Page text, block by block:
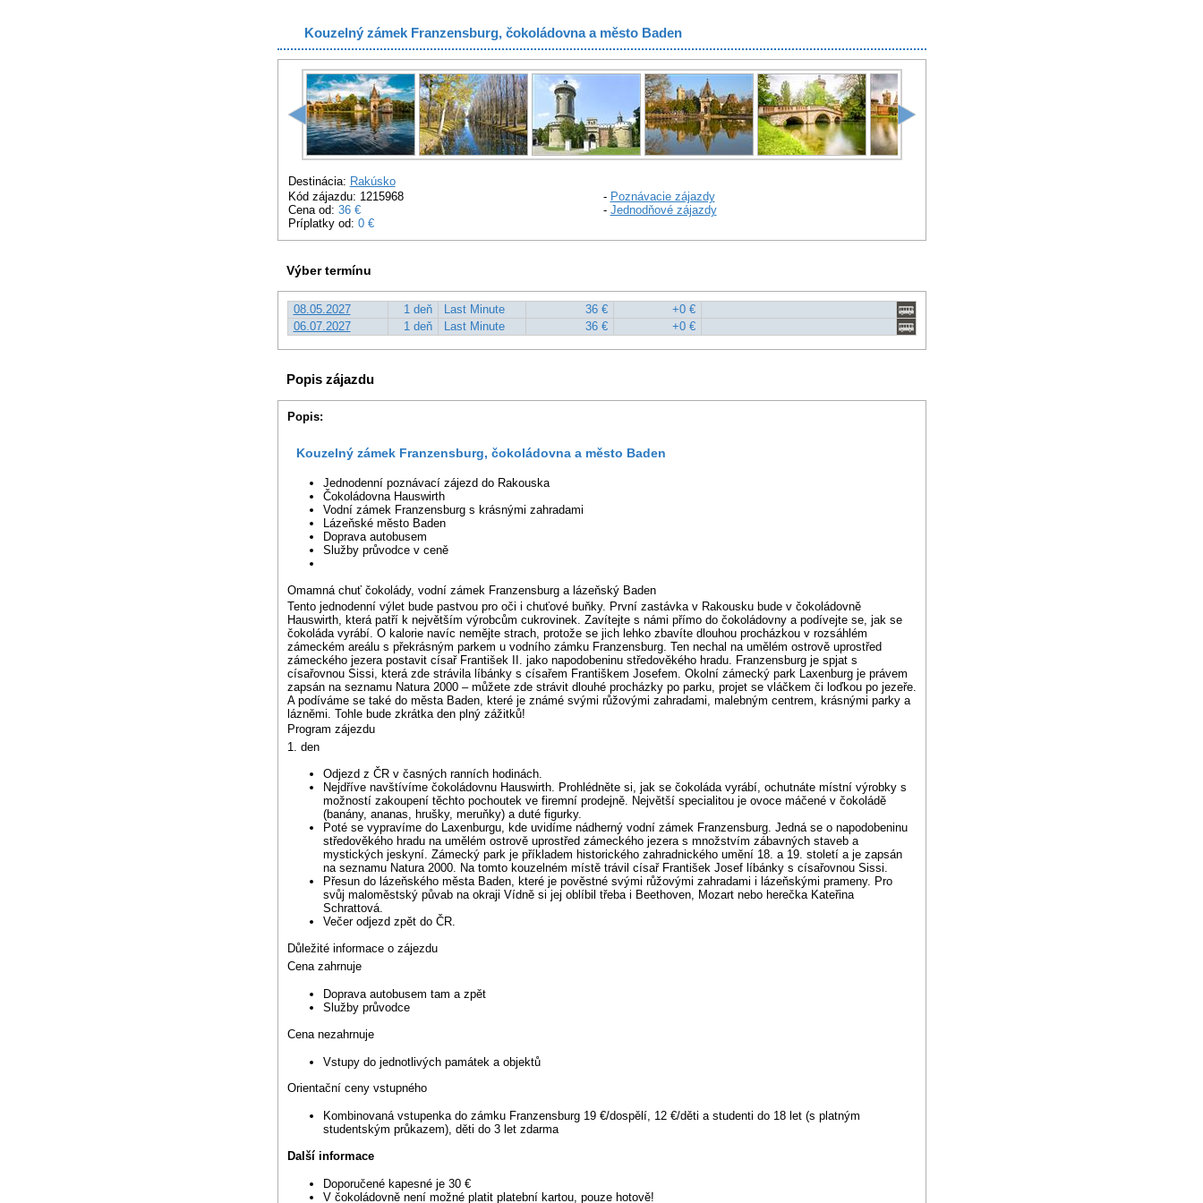
Kouzelný zámek Franzensburg, čokoládovna a město Baden
Destinácia: Rakúsko
Kód zájazdu: 1215968
Cena od: 36 €
Príplatky od: 0 €
- Poznávacie zájazdy
- Jednodňové zájazdy
Výber termínu
08.05.2027 1 deň Last Minute 36 €
+0 €
06.07.2027
1 deň Last Minute 36 € +0 €
Popis zájazdu
Popis:
Kouzelný zámek Franzensburg, čokoládovna a město Baden
Jednodenní poznávací zájezd do Rakouska
Čokoládovna Hauswirth
Vodní zámek Franzensburg s krásnými zahradami
Lázeňské město Baden
Doprava autobusem
Služby průvodce v ceně
Omamná chuť čokolády, vodní zámek Franzensburg a lázeňský Baden
Tento jednodenní výlet bude pastvou pro oči i chuťové buňky. První zastávka v Rakousku bude v čokoládovně
Hauswirth, která patří k největším výrobcům cukrovinek. Zavítejte s námi přímo do čokoládovny a podívejte se, jak se
čokoláda vyrábí. O kalorie navíc nemějte strach, protože se jich lehko zbavíte dlouhou procházkou v rozsáhlém
zámeckém areálu s překrásným parkem u vodního zámku Franzensburg. Ten nechal na umělém ostrově uprostřed
zámeckého jezera postavit císař František II. jako napodobeninu středověkého hradu. Franzensburg je spjat s
císařovnou Sissi, která zde strávila líbánky s císařem Františkem Josefem. Okolní zámecký park Laxenburg je právem
zapsán na seznamu Natura 2000 – můžete zde strávit dlouhé procházky po parku, projet se vláčkem či loďkou po jezeře.
A podíváme se také do města Baden, které je známé svými růžovými zahradami, malebným centrem, krásnými parky a
lázněmi. Tohle bude zkrátka den plný zážitků!
Program zájezdu
1. den
Odjezd z ČR v časných ranních hodinách.
Nejdříve navštívíme čokoládovnu Hauswirth. Prohlédněte si, jak se čokoláda vyrábí, ochutnáte místní výrobky s
možností zakoupení těchto pochoutek ve firemní prodejně. Největší specialitou je ovoce máčené v čokoládě
(banány, ananas, hrušky, meruňky) a duté figurky.
Poté se vypravíme do Laxenburgu, kde uvidíme nádherný vodní zámek Franzensburg. Jedná se o napodobeninu
středověkého hradu na umělém ostrově uprostřed zámeckého jezera s množstvím zábavných staveb a
mystických jeskyní. Zámecký park je příkladem historického zahradnického umění 18. a 19. století a je zapsán
na seznamu Natura 2000. Na tomto kouzelném místě trávil císař František Josef líbánky s císařovnou Sissi.
Přesun do lázeňského města Baden, které je pověstné svými růžovými zahradami i lázeňskými prameny. Pro
svůj maloměstský půvab na okraji Vídně si jej oblíbil třeba i Beethoven, Mozart nebo herečka Kateřina
Schrattová.
Večer odjezd zpět do ČR.
Důležité informace o zájezdu
Cena zahrnuje
Doprava autobusem tam a zpět
Služby průvodce
Cena nezahrnuje
Vstupy do jednotlivých památek a objektů
Orientační ceny vstupného
Kombinovaná vstupenka do zámku Franzensburg 19 €/dospělí, 12 €/děti a studenti do 18 let (s platným
studentským průkazem), děti do 3 let zdarma
Další informace
Doporučené kapesné je 30 €
V čokoládovně není možné platit platební kartou, pouze hotově!